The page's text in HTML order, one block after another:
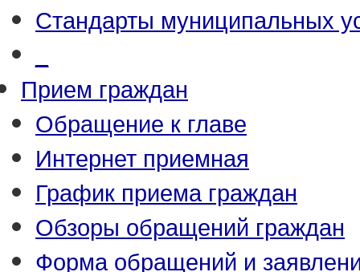
Стандарты муниципальных
Прием граждан
Обращение к главе
Интернет приемная
График приема граждан
Обзоры обращений граждан
Форма обращений и